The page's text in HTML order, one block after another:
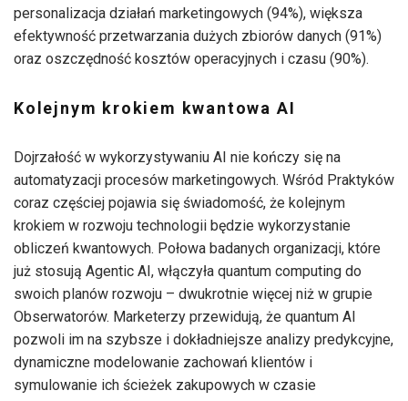
personalizacja działań marketingowych (94%), większa
efektywność przetwarzania dużych zbiorów danych (91%)
oraz oszczędność kosztów operacyjnych i czasu (90%).
Kolejnym krokiem kwantowa AI
Dojrzałość w wykorzystywaniu AI nie kończy się na
automatyzacji procesów marketingowych. Wśród Praktyków
coraz częściej pojawia się świadomość, że kolejnym
krokiem w rozwoju technologii będzie wykorzystanie
obliczeń kwantowych. Połowa badanych organizacji, które
już stosują Agentic AI, włączyła quantum computing do
swoich planów rozwoju – dwukrotnie więcej niż w grupie
Obserwatorów. Marketerzy przewidują, że quantum AI
pozwoli im na szybsze i dokładniejsze analizy predykcyjne,
dynamiczne modelowanie zachowań klientów i
symulowanie ich ścieżek zakupowych w czasie